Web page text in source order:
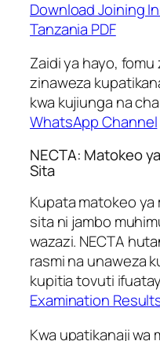
Download Joining
Tanzania PDF
Zaidi ya hayo,
zinaweza
kwa kujiunga na
WhatsApp Channel
NECTA: Matokeo
Sita
Kupata matokeo
sita ni jambo
wazazi. NECTA
rasmi na unaweza
kupitia tovuti
Examination
Kwa upatikanaji wa